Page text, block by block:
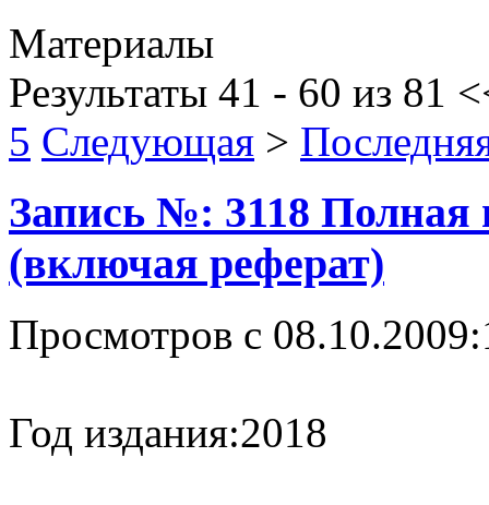
Материалы
Результаты 41 - 60 из 81
5 Следующая >
Запись №: 3118 Полная
(включая реферат)
Просмотров с 08.10.2009:
Год издания:2018